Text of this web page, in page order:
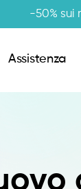
-50% sui
Assistenza